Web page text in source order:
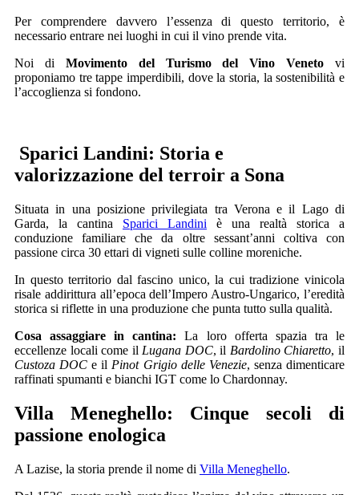
Per comprendere davvero l’essenza di questo territorio, è
necessario entrare nei luoghi in cui il vino prende vita.
Noi di Movimento del Turismo del Vino Veneto vi
proponiamo tre tappe imperdibili, dove la storia, la sostenibilità e
l’accoglienza si fondono.
Sparici Landini: Storia e
valorizzazione del terroir a Sona
Situata in una posizione privilegiata tra Verona e il Lago di
Garda, la cantina Sparici Landini è una realtà storica a
conduzione familiare che da oltre sessant’anni coltiva con
passione circa 30 ettari di vigneti sulle colline moreniche.
In questo territorio dal fascino unico, la cui tradizione vinicola
risale addirittura all’epoca dell’Impero Austro-Ungarico, l’eredità
storica si riflette in una produzione che punta tutto sulla qualità.
Cosa assaggiare in cantina: La loro offerta spazia tra le
eccellenze locali come il Lugana DOC, il Bardolino Chiaretto, il
Custoza DOC e il Pinot Grigio delle Venezie, senza dimenticare
raffinati spumanti e bianchi IGT come lo Chardonnay.
Villa Meneghello: Cinque secoli di
passione enologica
A Lazise, la storia prende il nome di Villa Meneghello.